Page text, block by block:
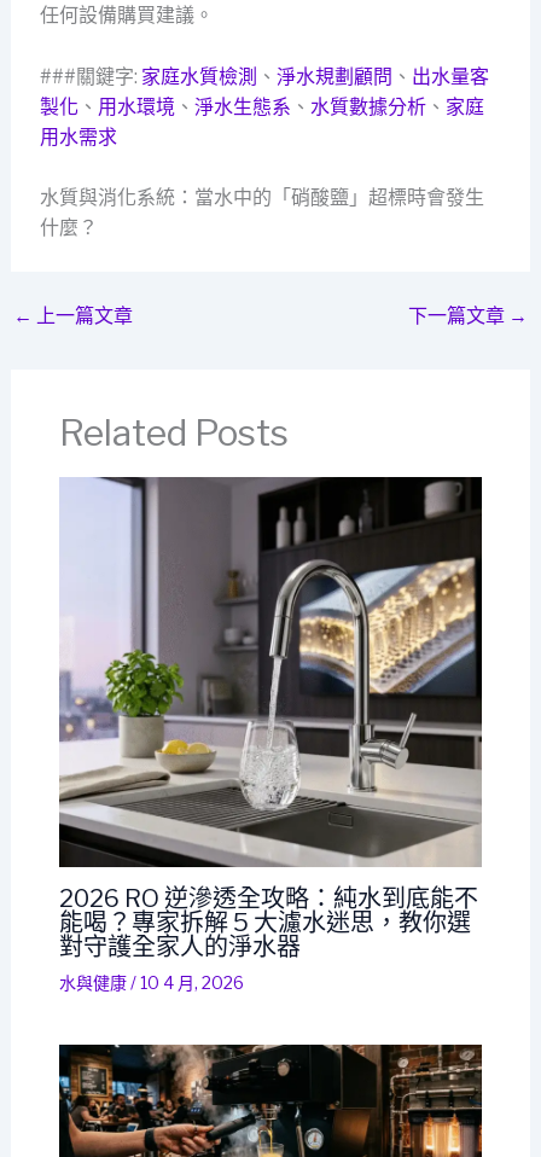
任何設備購買建議。
###關鍵字: 家庭水質檢測 、 淨水規劃顧問 、 出水量客
製化、 用水環境 、 淨水生態系 、 水質數據分析、 家庭
用水需求
水質與消化系統：當水中的「硝酸鹽」超標時會發生
什麼？
← 上一篇文章 下一篇文章 →
Related Posts
2026 RO 逆滲透全攻略：純水到底能不
能喝？專家拆解 5 大濾水迷思，教你選
對守護全家人的淨水器
水與健康/10 4 月, 2026